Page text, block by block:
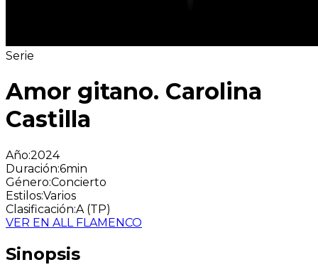
Serie
Amor gitano. Carolina
Castilla
Año:2024
Duración:6min
Género:Concierto
Estilos:Varios
Clasificación:A (TP)
VER EN ALL FLAMENCO
Sinopsis